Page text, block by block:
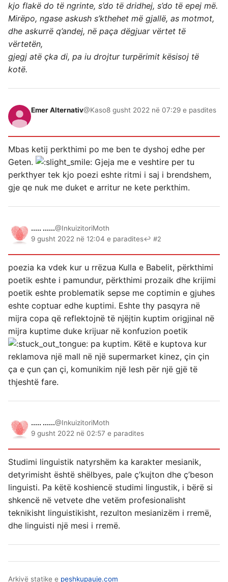
kjo flakë do të ngrinte, s’do të dridhej, s’do të epej më.
Mirëpo, ngase askush s’kthehet më gjallë, as motmot,
dhe askurrë q’andej, në paça dëgjuar vërtet të
vërtetën,
gjegj atë çka di, pa iu drojtur turpërimit kësisoj të
kotë.
Emer Alternativ@Kaso8 gusht 2022 në 07:29 e pasdites
Mbas ketij perkthimi po me ben te dyshoj edhe per
Geten.
Gjeja me e veshtire per tu
perkthyer tek kjo poezi eshte ritmi i saj i brendshem,
gje qe nuk me duket e arritur ne kete perkthim.
..... ......@InkuizitoriMoth
9 gusht 2022 në 12:04 e paradites↩ #2
poezia ka vdek kur u rrëzua Kulla e Babelit, përkthimi
poetik eshte i pamundur, përkthimi prozaik dhe krijimi
poetik eshte problematik sepse me coptimin e gjuhes
eshte coptuar edhe kuptimi. Eshte thy pasqyra në
mijra copa që reflektojnë të njëjtin kuptim origjinal në
mijra kuptime duke krijuar në konfuzion poetik
pa kuptim. Këtë e kuptova kur
reklamova një mall në një supermarket kinez, çin çin
ça e çun çan çi, komunikim një lesh për një gjë të
thjeshtë fare.
..... ......@InkuizitoriMoth
9 gusht 2022 në 02:57 e paradites
Studimi linguistik natyrshëm ka karakter mesianik,
detyrimisht është shëlbyes, pale ç’kujton dhe ç’beson
linguisti. Pa këtë koshiencë studimi lingustik, i bërë si
shkencë në vetvete dhe vetëm profesionalisht
teknikisht linguistikisht, rezulton mesianizëm i rremë,
dhe linguisti një mesi i rremë.
Arkivë statike e peshkupauje.com